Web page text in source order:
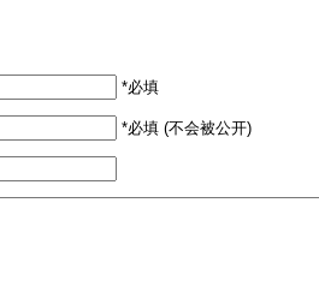
*必填
*必填 (不会被公开)